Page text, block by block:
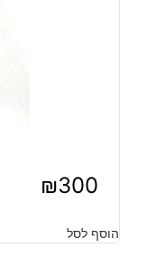
₪300
הוסף לסל